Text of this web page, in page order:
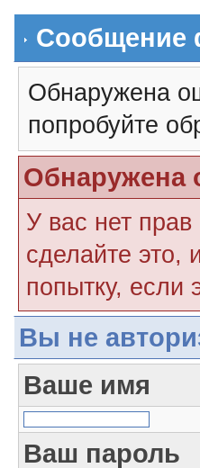
Сообщение
Обнаружена
попробуйте
Обнаружена
У вас нет
сделайте это,
попытку, если
Вы не
Ваше имя
Ваш пароль